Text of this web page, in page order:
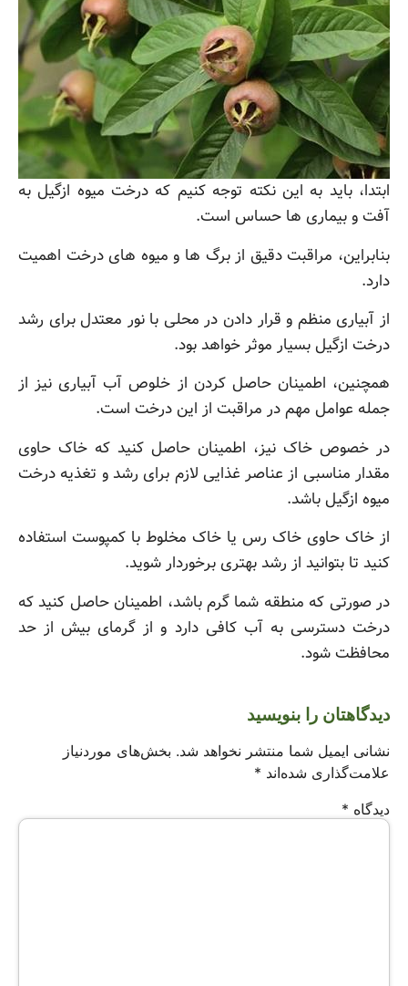
ابتدا، باید به این نکته توجه کنیم که درخت میوه ازگیل به
آفت و بیماری ها حساس است.
بنابراین، مراقبت دقیق از برگ ها و میوه های درخت اهمیت
دارد.
از آبیاری منظم و قرار دادن در محلی با نور معتدل برای رشد
درخت ازگیل بسیار موثر خواهد بود.
همچنین، اطمینان حاصل کردن از خلوص آب آبیاری نیز از
جمله عوامل مهم در مراقبت از این درخت است.
در خصوص خاک نیز، اطمینان حاصل کنید که خاک حاوی
مقدار مناسبی از عناصر غذایی لازم برای رشد و تغذیه درخت
میوه ازگیل باشد.
از خاک حاوی خاک رس یا خاک مخلوط با کمپوست استفاده
کنید تا بتوانید از رشد بهتری برخوردار شوید.
در صورتی که منطقه شما گرم باشد، اطمینان حاصل کنید که
درخت دسترسی به آب کافی دارد و از گرمای بیش از حد
محافظت شود.
دیدگاهتان را بنویسید
نشانی ایمیل شما منتشر نخواهد شد. بخش‌های موردنیاز
علامت‌گذاری شده‌اند *
دیدگاه *